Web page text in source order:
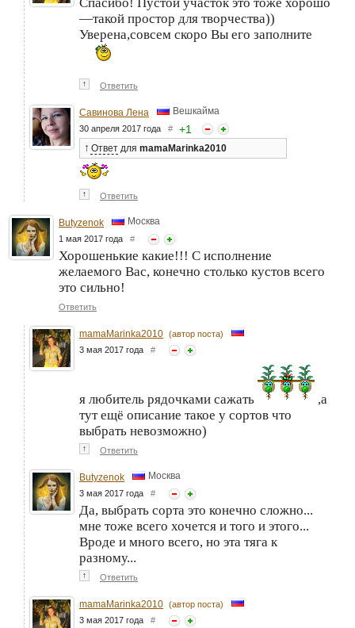
—такой простор для творчества))
Уверена,совсем скоро Вы его заполните
↑ Ответить
Савинова Лена Вешкайма
30 апреля 2017 года # +1
↑ Ответ для mamaMarinka2010
↑ Ответить
Butyzenok Москва
1 мая 2017 года #
Хорошенькие какие!!! С исполнение
желаемого Вас, конечно столько кустов всего
это сильно!
Ответить
mamaMarinka2010 (автор поста)
3 мая 2017 года #
я любитель рядочками сажать
,а
тут ещё описание такое у сортов что
выбрать невозможно)
↑ Ответить
Butyzenok Москва
3 мая 2017 года #
Да, выбрать сорта это конечно сложно...
мне тоже всего хочется и того и этого...
Вроде и много всего, но эта тяга к
разному...
↑ Ответить
mamaMarinka2010 (автор поста)
3 мая 2017 года #